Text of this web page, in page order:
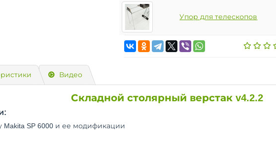
Упор для телескопов
Видео
Складной столярный верстак v4.2.2
SP 6000 и ее модификации